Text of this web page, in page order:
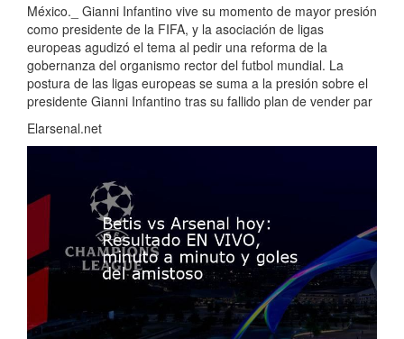
México._ Gianni Infantino vive su momento de mayor presión
como presidente de la FIFA, y la asociación de ligas
europeas agudizó el tema al pedir una reforma de la
gobernanza del organismo rector del futbol mundial. La
postura de las ligas europeas se suma a la presión sobre el
presidente Gianni Infantino tras su fallido plan de vender par
Elarsenal.net